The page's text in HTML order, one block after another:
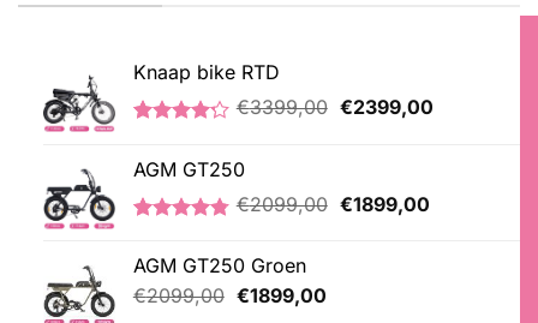
Knaap bike RTD
gebaseerd
op
klantbeoordelingen
€3399,00 Oorspronkelijke
€2399,00Huidige
AGM GT250
4.76 op 5
gebaseerd
op
klantbeoordelingen
€2099,00 Oorspronkelijke
€1899,00Huidige
AGM GT250 Groen
€2099,00 Oorspronkelijke
€1899,00Huidige